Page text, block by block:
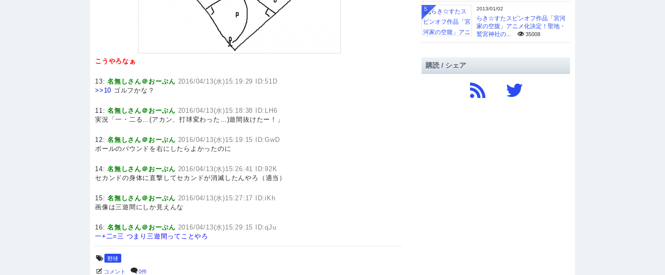
こうやろなぁ
13:名無しさん＠おーぷん 2016/04/13(水)15:19:29 ID:51D
>>10 ゴルフかな？
11:名無しさん＠おーぷん 2016/04/13(水)15:18:38 ID:LH6
実況「一・二る…(アカン、打球変わった…)遊間抜けたー！」
12:名無しさん＠おーぷん 2016/04/13(水)15:19:15 ID:GwD
ボールのバウンドを右にしたらよかったのに
14:名無しさん＠おーぷん 2016/04/13(水)15:26:41 ID:92K
セカンドの身体に直撃してセカンドが消滅したんやろ（適当）
15:名無しさん＠おーぷん 2016/04/13(水)15:27:17 ID:iKh
画像は三遊間にしか見えんな
16:名無しさん＠おーぷん 2016/04/13(水)15:29:15 ID:qJu
一+二=三 つまり三遊間ってことやろ
野球
コメント 0件
2013/01/02
らき☆すたスピンオフ作品「宮河
家の空腹」アニメ化決定！聖地・
鷲宮神社の...
35008
5
購読 / シェア